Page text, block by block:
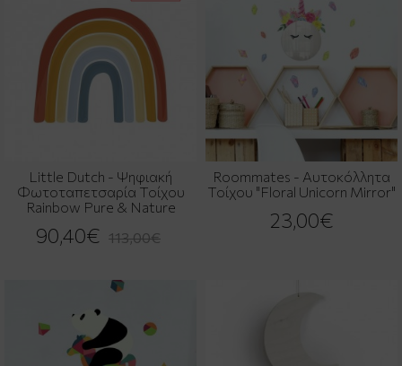
Little Dutch - Ψηφιακή
Φωτοταπετσαρία Τοίχου
Rainbow Pure & Nature
90,40€ 113,00€
Roommates - Αυτοκόλλητα
Τοίχου "Floral Unicorn Mirror"
23,00€